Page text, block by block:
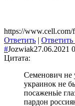
https://www.cell.com/
Ответить | Ответить
#Jozwiak27.06.2021
Цитата:
Семенович не
украинок не
посаженьіе
пардон